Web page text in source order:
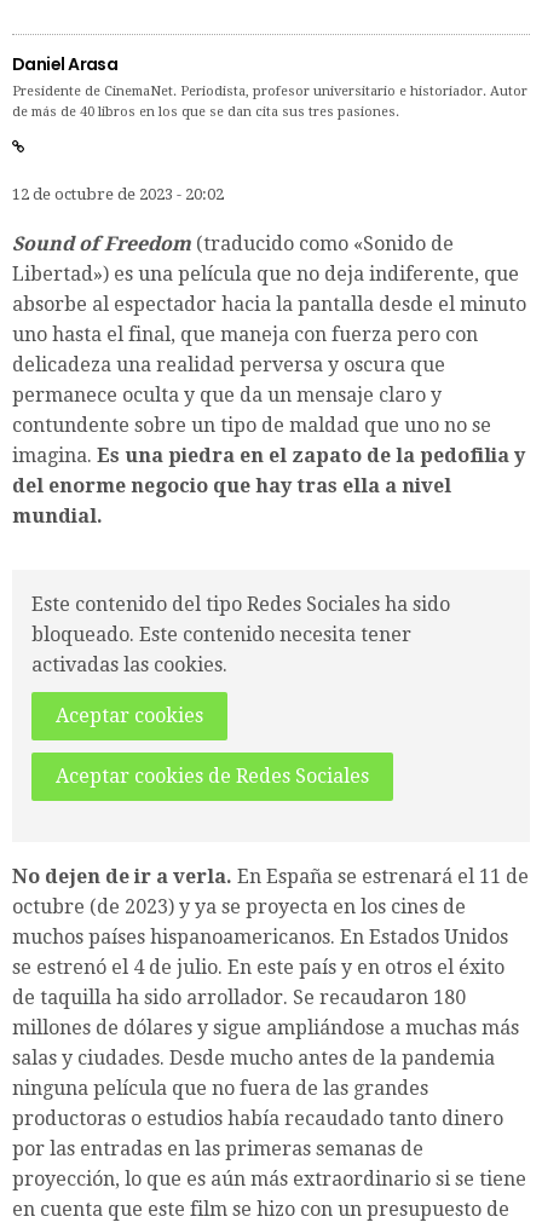
Daniel Arasa
Presidente de CinemaNet. Periodista, profesor universitario e historiador. Autor
de más de 40 libros en los que se dan cita sus tres pasiones.
12 de octubre de 2023 - 20:02
Sound of Freedom (traducido como «Sonido de
Libertad») es una película que no deja indiferente, que
absorbe al espectador hacia la pantalla desde el minuto
uno hasta el final, que maneja con fuerza pero con
delicadeza una realidad perversa y oscura que
permanece oculta y que da un mensaje claro y
contundente sobre un tipo de maldad que uno no se
imagina. Es una piedra en el zapato de la pedofilia y
del enorme negocio que hay tras ella a nivel
mundial.
Este contenido del tipo Redes Sociales ha sido
bloqueado. Este contenido necesita tener
activadas las cookies.
Aceptar cookies
Aceptar cookies de Redes Sociales
No dejen de ir a verla. En España se estrenará el 11 de
octubre (de 2023) y ya se proyecta en los cines de
muchos países hispanoamericanos. En Estados Unidos
se estrenó el 4 de julio. En este país y en otros el éxito
de taquilla ha sido arrollador. Se recaudaron 180
millones de dólares y sigue ampliándose a muchas más
salas y ciudades. Desde mucho antes de la pandemia
ninguna película que no fuera de las grandes
productoras o estudios había recaudado tanto dinero
por las entradas en las primeras semanas de
proyección, lo que es aún más extraordinario si se tiene
en cuenta que este film se hizo con un presupuesto de